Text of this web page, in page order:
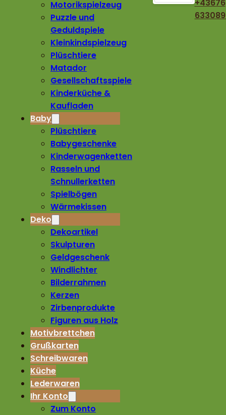
Motorikspielzeug
Puzzle und
Geduldspiele
Kleinkindspielzeug
Plüschtiere
Matador
Gesellschaftsspiele
Kinderküche &
Kaufladen
Baby
Plüschtiere
Babygeschenke
Kinderwagenketten
Rasseln und
Schnullerketten
Spielbögen
Wärmekissen
Deko
Dekoartikel
Skulpturen
Geldgeschenk
Windlichter
Bilderrahmen
Kerzen
Zirbenprodukte
Figuren aus Holz
Motivbrettchen
Grußkarten
Schreibwaren
Küche
Lederwaren
Ihr Konto
Zum Konto
+43676